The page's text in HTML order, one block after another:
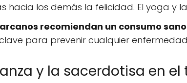
hacia los demás la felicidad. El yoga y
recomiendan un consumo
para prevenir cualquier
y la sacerdotisa en el